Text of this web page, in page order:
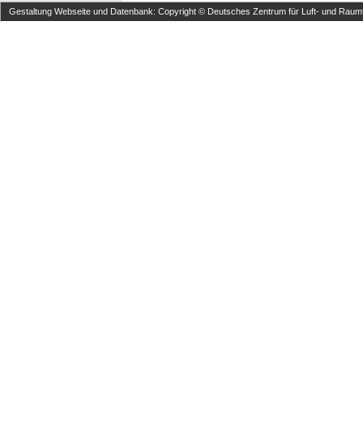
Gestaltung Webseite und Datenbank: Copyright © Deutsches Zentrum für Luft- und